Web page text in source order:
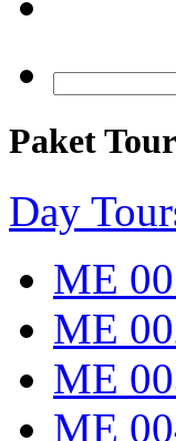
Paket Tour
Day
ME
ME
ME
ME